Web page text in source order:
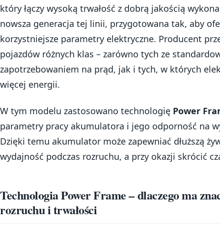
który łączy wysoką trwałość z dobrą jakością
nowsza generacja tej linii, przygotowana tak, aby
korzystniejsze parametry elektryczne. Producent
pojazdów różnych klas – zarówno tych ze
zapotrzebowaniem na prąd, jak i tych, w których
więcej energii.
W tym modelu zastosowano technologię Power
parametry pracy akumulatora i jego odporność na
Dzięki temu akumulator może zapewniać dłuższą
wydajność podczas rozruchu, a przy okazji skrócić
Technologia Power Frame – dlaczego ma
rozruchu i trwałości